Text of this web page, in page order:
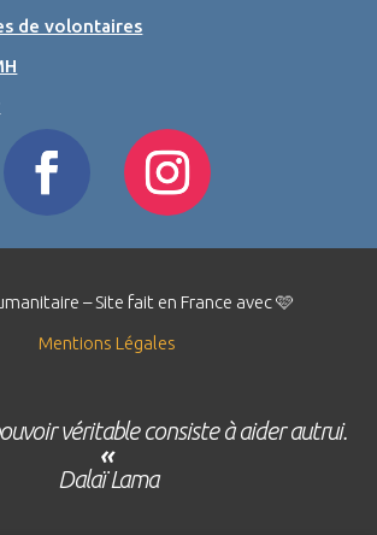
de volontaires
– Site fait en France avec 🩷
Mentions Légales
véritable consiste à aider autrui.
«
Dalaï Lama